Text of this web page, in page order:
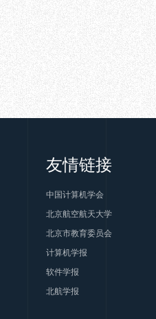
友情链接
中国计算机学会
北京航空航天大学
北京市教育委员会
计算机学报
软件学报
北航学报